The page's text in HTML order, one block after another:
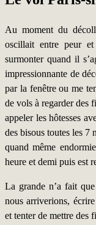
Au moment du
oscillait entre peur
surmonter quand il
impressionnante de
par la fenêtre ou me
de vols à regarder des
appeler les hôtesses
des bisous toutes les 7
quand même
heure et demi puis est
La grande n’a fait
nous arriverions,
et tenter de mettre des